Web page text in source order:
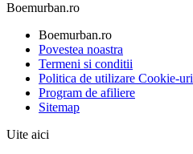
Boemurban.ro
Boemurban.ro
Povestea noastra
Termeni si conditii
Politica de utilizare Cookie-uri
Program de afiliere
Sitemap
Uite aici